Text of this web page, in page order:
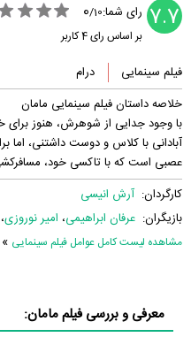
7.7 رای شما: 0/10
بر اساس رای4کاربر
فیلم سینمایی
درام
خلاصه داستان فیلم سینمایی مامان
با وجود جدایی از شوهرش، هنوز برای
آبادانی با کلاس و دوست داشتنی، اما
عصبی است که با تاکسی خود،
کارگردان: آرش انیسی
بازیگران: عرفان ابراهیمی، امیر نوروزی،
مشاهده لیست کامل عوامل فیلم سینمایی »
معرفی و بررسی فیلم مامان: